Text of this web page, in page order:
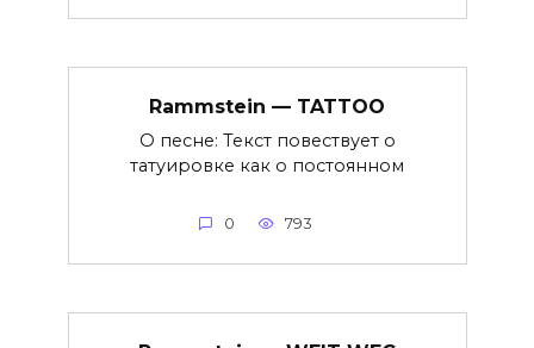
Rammstein — TATTOO
О песне: Текст повествует о
татуировке как о постоянном
0 793